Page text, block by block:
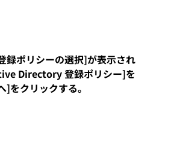
録ポリシーの選択]が表示され
Directory 登録ポリシー]を
]をクリックする。